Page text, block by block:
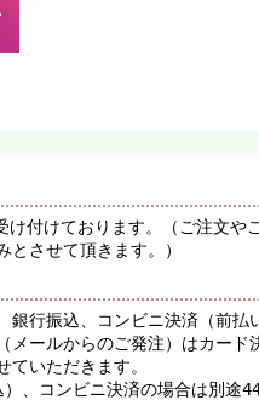
け付けております。（ご注文や
させて頂きます。）
銀行振込、コンビニ決済（前払
メールからのご発注）はカード
いただきます。
、コンビニ決済の場合は別途